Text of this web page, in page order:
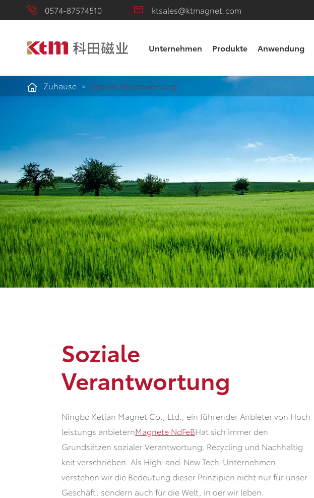
0574-87574510 ktsales@ktmagnet.com
Unternehmen Produkte Anwendung
Zuhause Soziale Verantwortung
Soziale
Verantwortung
Ningbo Ketian Magnet Co., Ltd., ein führender Anbieter von Hoch
leistungs anbieternMagnete NdFeBHat sich immer den
Grundsätzen sozialer Verantwortung, Recycling und Nachhaltig
keit verschrieben. Als High-and-New Tech-Unternehmen
verstehen wir die Bedeutung dieser Prinzipien nicht nur für unser
Geschäft, sondern auch für die Welt, in der wir leben.